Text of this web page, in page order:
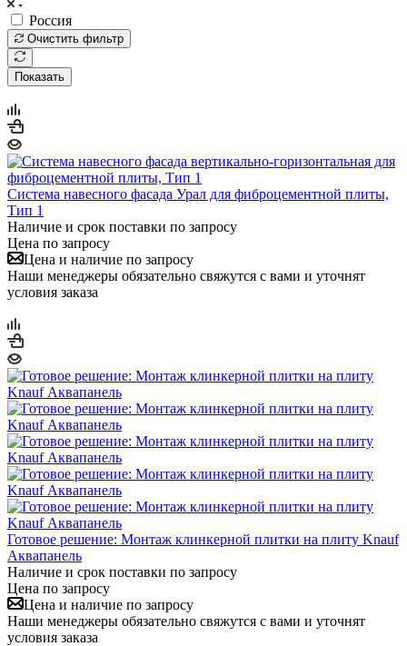
Россия
Очистить фильтр
Показать
Система навесного фасада Урал для фиброцементной плиты,
Тип 1
Наличие и срок поставки по запросу
Цена по запросу
Цена и наличие по запросу
Наши менеджеры обязательно свяжутся с вами и уточнят
условия заказа
Готовое решение: Монтаж клинкерной плитки на плиту Knauf
Аквапанель
Наличие и срок поставки по запросу
Цена по запросу
Цена и наличие по запросу
Наши менеджеры обязательно свяжутся с вами и уточнят
условия заказа